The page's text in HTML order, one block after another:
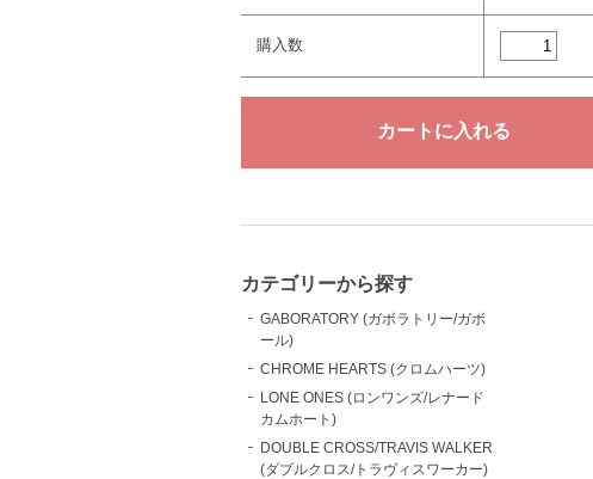
購入数
カテゴリーから探す
GABORATORY (ガボラトリー/ガボ
ール)
CHROME HEARTS (クロムハーツ)
LONE ONES (ロンワンズ/レナード
カムホート)
DOUBLE CROSS/TRAVIS WALKER
(ダブルクロス/トラヴィスワーカー)